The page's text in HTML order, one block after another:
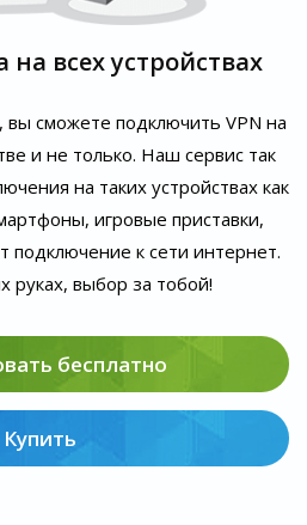
всех устройствах
вы сможете подключить VPN на
и не только. Наш сервис так
на таких устройствах как
игровые приставки,
к сети интернет.
руках, выбор за тобой!
бесплатно
Купить